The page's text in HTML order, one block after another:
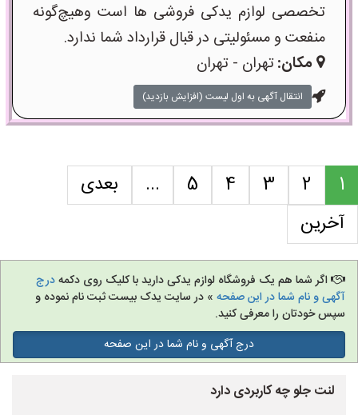
تخصصی لوازم یدکی فروشی ها است وهیچ‌گونه
منفعت و مسئولیتی در قبال قرارداد شما ندارد.
مکان:تهران - تهران
انتقال آگهی به اول لیست (افزایش بازدید)
1
2
3
4
5
...
بعدی
آخرین
اگر شما هم یک فروشگاه لوازم یدکی دارید با کلیک روی دکمهدرج
آگهی و نام شما در این صفحه » در سایت یدک بیست ثبت نام نموده و
سپس خودتان را معرفی کنید.
درج آگهی و نام شما در این صفحه
لنت جلو چه کاربردی دارد